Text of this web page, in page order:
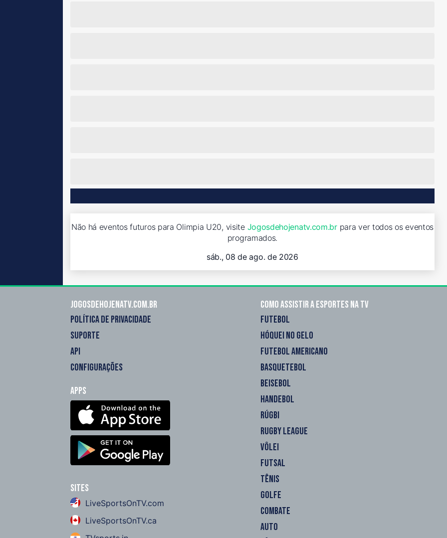
Não há eventos futuros para Olimpia U20, visite Jogosdehojenatv.com.brpara ver todos os eventos
programados.
sáb., 08 de ago. de 2026
Jogosdehojenatv.com.br
POLÍTICA DE PRIVACIDADE
SUPORTE
API
CONFIGURAÇÕES
Apps
Sites
LiveSportsOnTV.com
LiveSportsOnTV.ca
Como assistir a esportes na TV
FUTEBOL
HÓQUEI NO GELO
FUTEBOL AMERICANO
BASQUETEBOL
BEISEBOL
HANDEBOL
RÚGBI
RUGBY LEAGUE
VÔLEI
FUTSAL
TÊNIS
GOLFE
COMBATE
AUTO